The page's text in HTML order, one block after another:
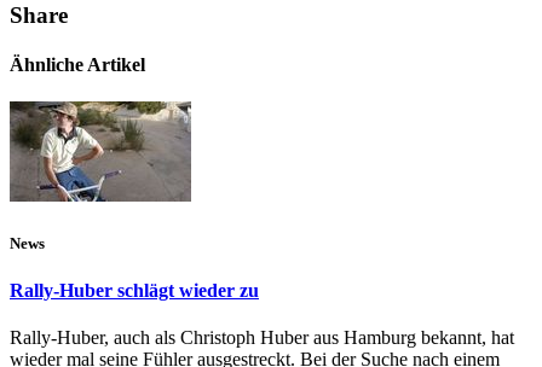
Share
Ähnliche Artikel
News
Rally-Huber schlägt wieder zu
Rally-Huber, auch als Christoph Huber aus Hamburg bekannt, hat
wieder mal seine Fühler ausgestreckt. Bei der Suche nach einem